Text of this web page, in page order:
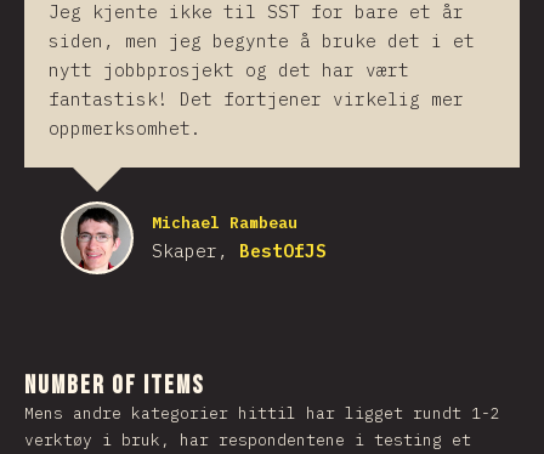
Jeg kjente ikke til SST for bare et år
siden, men jeg begynte å bruke det i et
nytt jobbprosjekt og det har vært
fantastisk! Det fortjener virkelig mer
oppmerksomhet.
Michael Rambeau
Skaper, BestOfJS
Number of Items
Mens andre kategorier hittil har ligget rundt 1-2
verktøy i bruk, har respondentene i testing et